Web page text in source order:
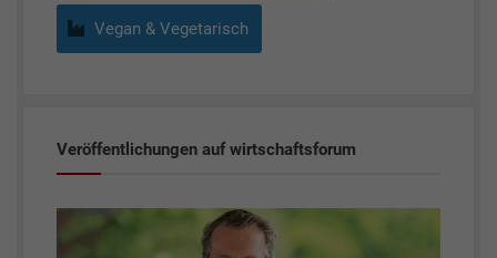
Vegan & Vegetarisch
Veröffentlichungen auf wirtschaftsforum